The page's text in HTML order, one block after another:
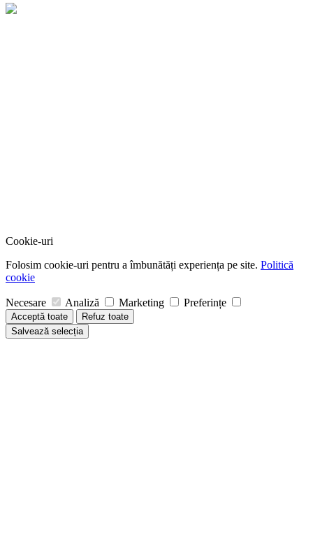
Cookie-uri
Folosim cookie-uri pentru a îmbunătăți experiența pe site. Politică
cookie
Necesare Analiză Marketing Preferințe
Acceptă toate
Refuz toate
Salvează selecția